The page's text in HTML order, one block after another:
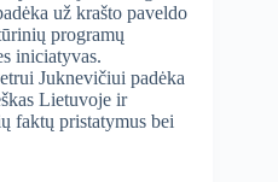
už krašto paveldo
programų
iniciatyvas.
Juknevičiui padėka
Lietuvoje ir
faktų pristatymus bei